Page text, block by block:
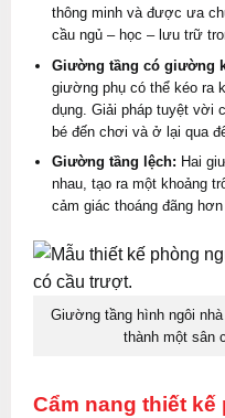
thông minh và được ưa
cầu ngủ – học – lưu trữ
Giường tầng có giường
giường phụ có thể kéo ra
dụng. Giải pháp tuyệt vời
bé đến chơi và ở lại qua
Giường tầng lệch: Hai
nhau, tạo ra một khoảng
cảm giác thoáng đãng
Giường tầng hình ngôi
thành một sân
Cẩm nang thiết